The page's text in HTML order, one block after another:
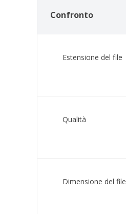
Confronto
Estensione del file
Qualità
Dimensione del file